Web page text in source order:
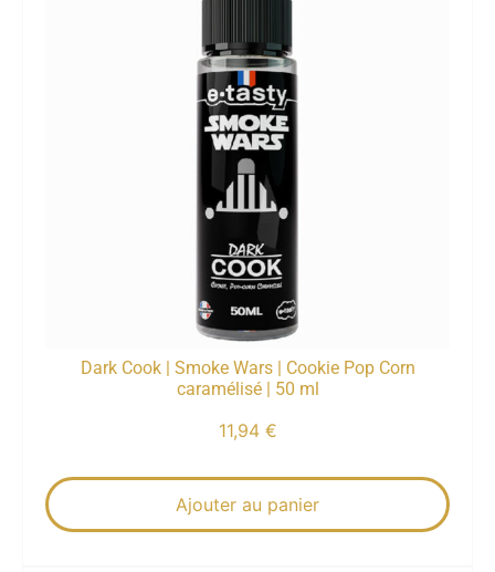
Dark Cook | Smoke Wars | Cookie Pop Corn
caramélisé | 50 ml
11,94 €
Ajouter au panier